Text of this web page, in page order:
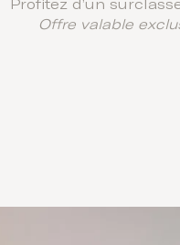
Profitez d’un
Offre valable